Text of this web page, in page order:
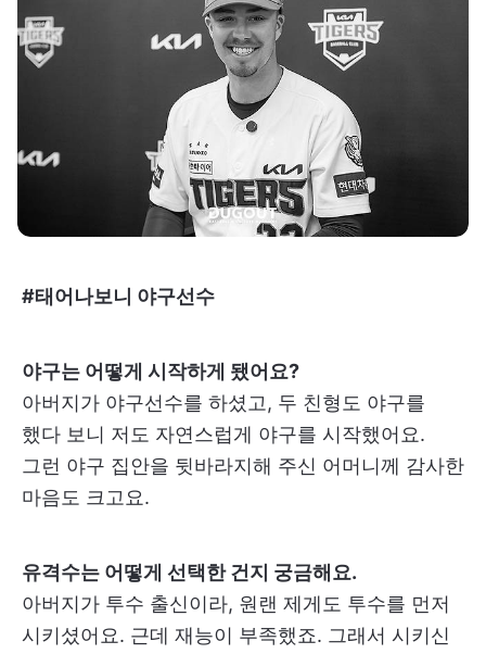
#태어나보니 야구선수
야구는 어떻게 시작하게 됐어요?
아버지가 야구선수를 하셨고, 두 친형도 야구를
했다 보니 저도 자연스럽게 야구를 시작했어요.
그런 야구 집안을 뒷바라지해 주신 어머니께 감사한
마음도 크고요.
유격수는 어떻게 선택한 건지 궁금해요.
아버지가 투수 출신이라, 원랜 제게도 투수를 먼저
시키셨어요. 근데 재능이 부족했죠. 그래서 시키신